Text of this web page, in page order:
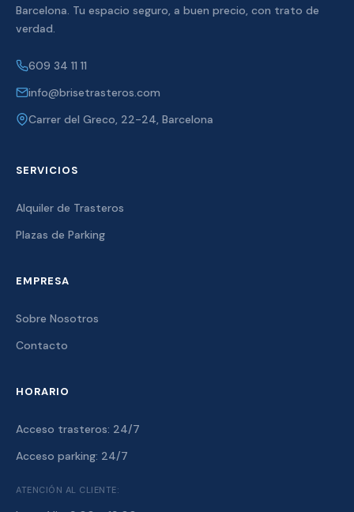
Barcelona. Tu espacio seguro, a buen precio, con trato de
verdad.
609 34 11 11
info@brisetrasteros.com
Carrer del Greco, 22-24, Barcelona
SERVICIOS
Alquiler de Trasteros
Plazas de Parking
EMPRESA
Sobre Nosotros
Contacto
HORARIO
Acceso trasteros: 24/7
Acceso parking: 24/7
ATENCIÓN AL CLIENTE: